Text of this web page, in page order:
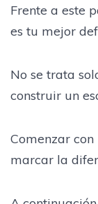
Frente a este
es tu mejor
No se trata
construir un
Comenzar
marcar la